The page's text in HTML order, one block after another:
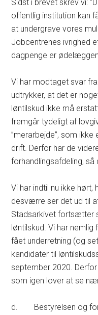
Sidst i brevet skrev vi:
offentlig institution kan
at undergrave vores
Jobcentrenes ivrighed
dagpenge er
Vi har modtaget svar
udtrykker, at det er
løntilskud ikke må
fremgår tydeligt af
”merarbejde”, som ikke
drift. Derfor har de
forhandlingsafdeling,
Vi har indtil nu ikke hørt,
desværre ser det ud til
Stadsarkivet fortsætter
løntilskud. Vi har
fået underretning (og
kandidater til
september 2020.
som igen lover at se
d. Bestyrelsen og